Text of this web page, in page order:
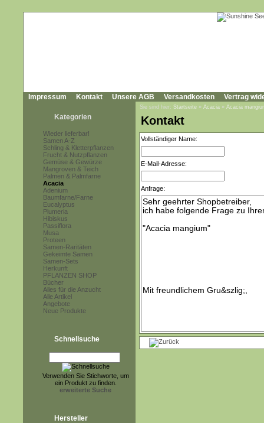
Impressum Kontakt Unsere AGB Versandkosten Vertrag
Kategorien
Wieder lieferbar!
Samen A-Z
Schling & Kletterpflanzen
Frucht & Nutzpflanzen
Gemüse & Gewürze
Mangroven & Teich
Palmen & Palmfarne
Acacia
Adenium
Baumfarne/Farne
Eucalyptus
Plumeria
Hibiskus
Passiflora
Musa
Proteen
Samen-Raritäten
Gekeimte Samen
Samen-Sets
Herkunft
PFLANZEN SHOP
Bücher
Alles für die Anzucht
Alle Artikel
Angebote
Neue Produkte
Schnellsuche
Verwenden Sie Stichworte, um
ein Produkt zu finden.
erweiterte Suche
Hersteller
Sie sind hier: Startseite » Acacia » Acacia
Kontakt
Vollständiger Name:
E-Mail-Adresse:
Anfrage: